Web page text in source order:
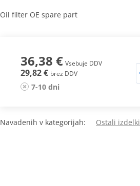
Oil filter OE spare part
36,38 € Vsebuje DDV
29,82 € brez DDV
7-10 dni
Navadenih v kategorijah: Ostali